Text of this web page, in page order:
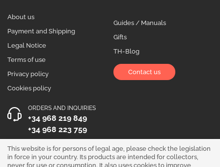
About us
Payment and Shipping
Legal Notice
Terms of use
Privacy policy
Cookies policy
Guides / Manuals
Gifts
TH-Blog
Contact us
ORDERS AND INQUIRIES
+34 968 219 849
+34 968 223 759
OPENING HOURS
Monday to Friday 10:00 - 19:00
This website is for persons of legal age, please check the legislation
in force in your country. Its products are intended for collectors,
never for use or consumption. It also uses cookies to improve